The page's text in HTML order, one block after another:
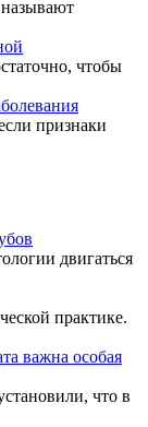
чтобы
признаки
двигаться
практике.
важна особая
что в